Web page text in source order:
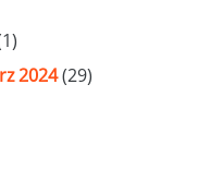
2024(29)